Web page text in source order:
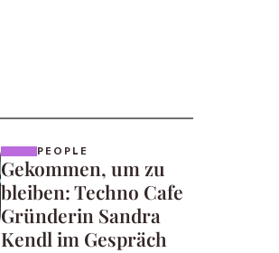
PEOPLE
Gekommen, um zu
bleiben: Techno Cafe
Gründerin Sandra
Kendl im Gespräch